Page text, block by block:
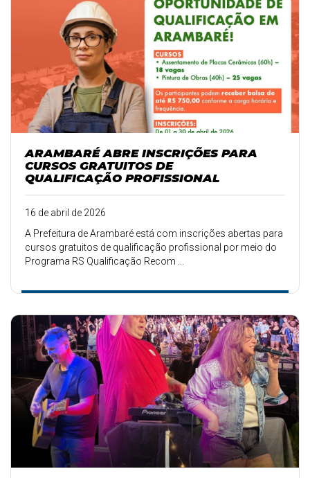
ARAMBARÉ ABRE INSCRIÇÕES PARA
CURSOS GRATUITOS DE
QUALIFICAÇÃO PROFISSIONAL
16 de abril de 2026
A Prefeitura de Arambaré está com inscrições abertas para
cursos gratuitos de qualificação profissional por meio do
Programa RS Qualificação Recom ...